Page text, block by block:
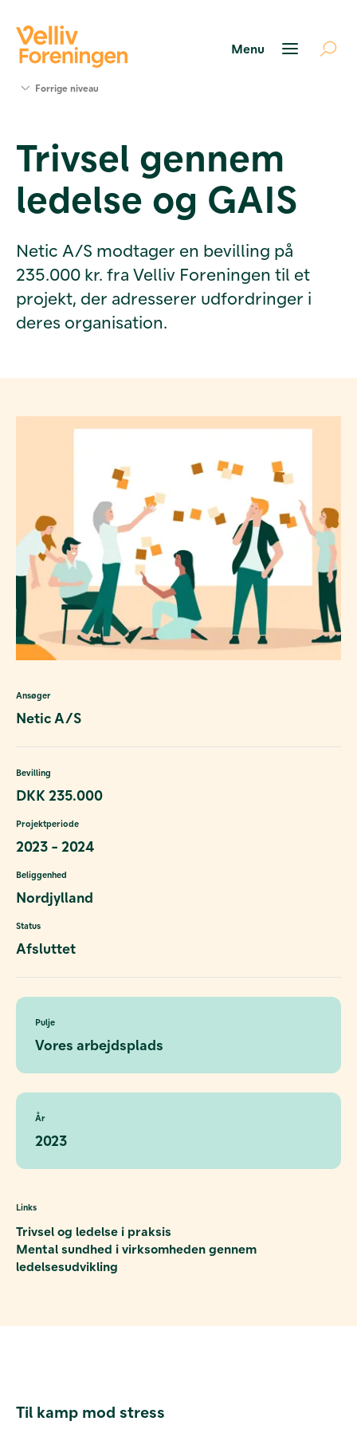
Værktøjer
og viden
Om Velliv
Foreningen
Forrige niveau
Trivsel gennem
ledelse og GAIS
Netic A/S modtager en bevilling på
235.000 kr. fra Velliv Foreningen til et
projekt, der adresserer udfordringer i
deres organisation.
Ansøger
Netic A/S
Bevilling
DKK 235.000
Projektperiode
2023 - 2024
Beliggenhed
Nordjylland
Status
Afsluttet
Pulje
Vores arbejdsplads
År
2023
Links
Trivsel og ledelse i praksis
Mental sundhed i virksomheden gennem
ledelsesudvikling
Til kamp mod stress